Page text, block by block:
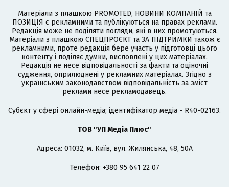
Матеріали з плашкою PROMOTED, НОВИНИ КОМПАНІЙ та
ПОЗИЦІЯ є рекламними та публікуються на правах реклами.
Редакція може не поділяти погляди, які в них промотуються.
Матеріали з плашкою СПЕЦПРОЄКТ та ЗА ПІДТРИМКИ також є
рекламними, проте редакція бере участь у підготовці цього
контенту і поділяє думки, висловлені у цих матеріалах.
Редакція не несе відповідальності за факти та оціночні
судження, оприлюднені у рекламних матеріалах. Згідно з
українським законодавством відповідальність за зміст
реклами несе рекламодавець.
Cубєкт у сфері онлайн-медіа; ідентифікатор медіа - R40-02163.
ТОВ "УП Медіа Плюс"
Адреса: 01032, м. Київ, вул. Жилянська, 48, 50А
Телефон: +380 95 641 22 07